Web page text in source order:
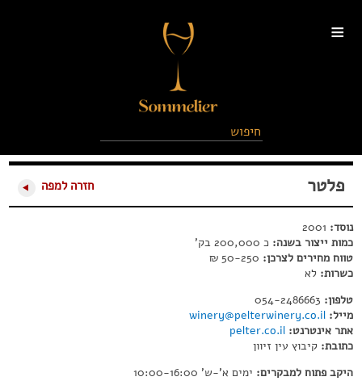
≡
פלטר חזרה למפה
נוסד:
כמות ייצור בשנה: כ 200,000 בק'
טווח מחירים לצרכן:
כשרות: לא
טלפון:
מייל: winery@pelterwinery.co.il
אתר אינטרנט: pelter.co.il
כתובת:קיבוץ עין זיוון
היקב פתוח למבקרים: ימים א'-ש' 10:00-16:00